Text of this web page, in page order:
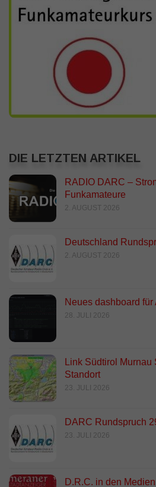
DIE LETZTEN ARTIKEL
RADIO DARC –
Funkamateure
2. AUGUST 2026
Deutschland
2. AUGUST 2026
Neues dashboard
28. JULI 2026
Link Südtirol
Standort
23. JULI 2026
DARC Rundspruch
23. JULI 2026
D.R.C. in den